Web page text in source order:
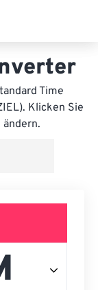
Time
Klicken Sie